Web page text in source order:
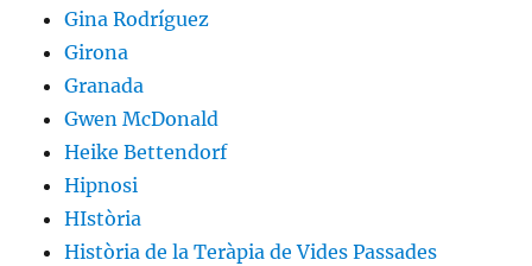
Gina Rodríguez
Girona
Granada
Gwen McDonald
Heike Bettendorf
Hipnosi
HIstòria
Història de la Teràpia de Vides Passades